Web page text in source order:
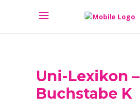
Uni-Lexikon –
Buchstabe K